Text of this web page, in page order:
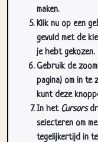
gevuld met de
je hebt gekozen.
Gebruik de
pagina) om in te
kunt deze
In hetCursors
selecteren om
tegelijkertijd in
mandala's!
De laatste